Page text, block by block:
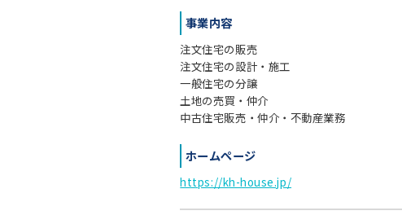
事業内容
注文住宅の販売
注文住宅の設計・施工
一般住宅の分譲
土地の売買・仲介
中古住宅販売・仲介・不動産業務
ホームページ
https://kh-house.jp/